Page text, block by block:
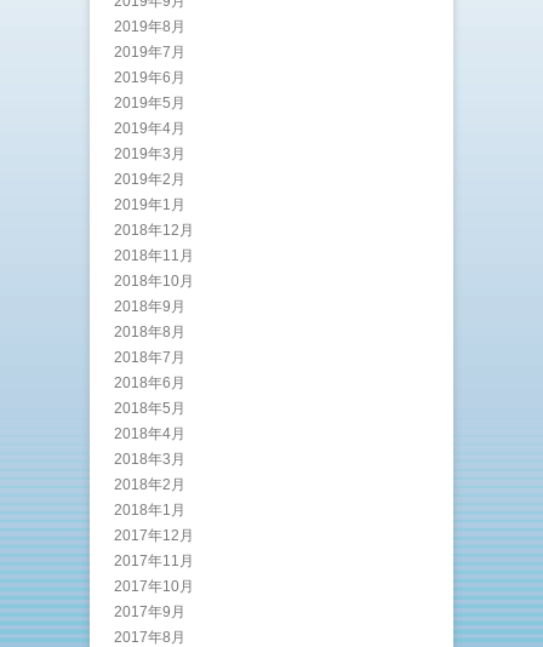
2019年8月
2019年7月
2019年6月
2019年5月
2019年4月
2019年3月
2019年2月
2019年1月
2018年12月
2018年11月
2018年10月
2018年9月
2018年8月
2018年7月
2018年6月
2018年5月
2018年4月
2018年3月
2018年2月
2018年1月
2017年12月
2017年11月
2017年10月
2017年9月
2017年8月